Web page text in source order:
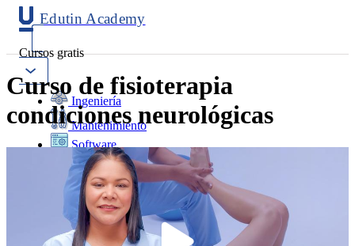
Edutin Academy
Cursos gratis
Ingeniería
Mantenimiento
Software
Diseño
Negocios
Salud
Programación
Curso de fisioterapia
condiciones neurológicas